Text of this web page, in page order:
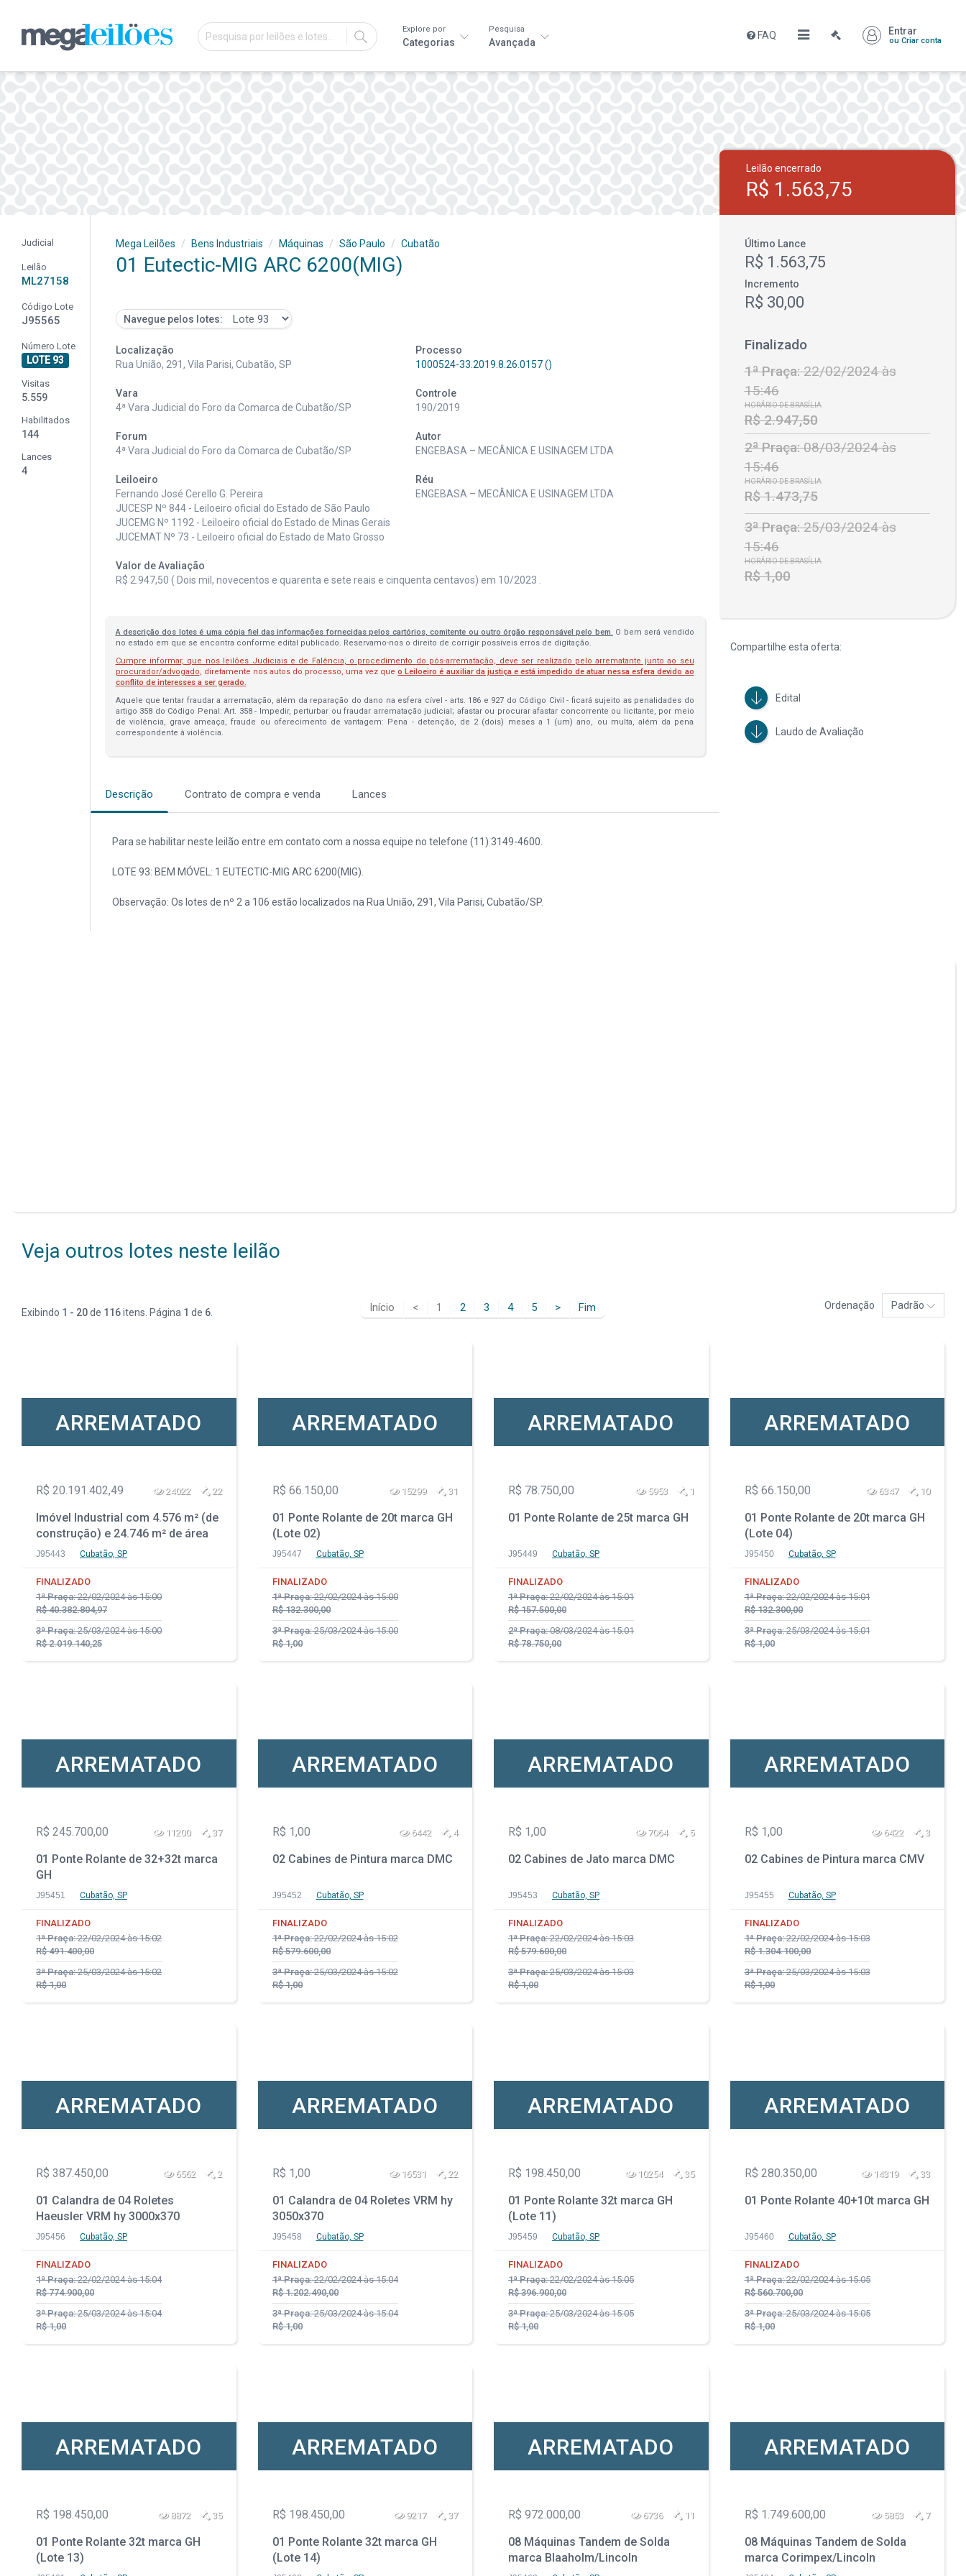
IR
Explore por
Categorias
Pesquisa
Avançada
FAQ Entrar
ou Criar conta
Leilão encerrado
R$ 1.563,75
Judicial
Leilão
ML27158
Código Lote
J95565
Número Lote
LOTE 93
Visitas
5.559
Habilitados
144
Lances
4
Mega Leilões Bens Industriais Máquinas São Paulo Cubatão
01 Eutectic-MIG ARC 6200(MIG)
Navegue pelos lotes:
Localização
Rua União, 291, Vila Parisi, Cubatão, SP
Vara
4ª Vara Judicial do Foro da Comarca de Cubatão/SP
Forum
4ª Vara Judicial do Foro da Comarca de Cubatão/SP
Leiloeiro
Fernando José Cerello G. Pereira
JUCESP Nº 844 - Leiloeiro oficial do Estado de São Paulo
JUCEMG Nº 1192 - Leiloeiro oficial do Estado de Minas Gerais
JUCEMAT Nº 73 - Leiloeiro oficial do Estado de Mato Grosso
Processo
1000524-33.2019.8.26.0157 ()
Controle
190/2019
Autor
ENGEBASA – MECÂNICA E USINAGEM LTDA
Réu
ENGEBASA – MECÂNICA E USINAGEM LTDA
Valor de Avaliação
R$ 2.947,50 ( Dois mil, novecentos e quarenta e sete reais e cinquenta centavos) em 10/2023 .
A descrição dos lotes é uma cópia fiel das informações fornecidas pelos cartórios, comitente ou outro órgão responsável pelo bem. O bem será vendido
no estado em que se encontra conforme edital publicado. Reservamo-nos o direito de corrigir possíveis erros de digitação.
Cumpre informar, que nos leilões Judiciais e de Falência, o procedimento do pós-arrematação, deve ser realizado pelo arrematante junto ao seu
procurador/advogado, diretamente nos autos do processo, uma vez queo Leiloeiro é auxiliar da justiça e está impedido de atuar nessa esfera devido ao
conflito de interesses a ser gerado.
Aquele que tentar fraudar a arrematação, além da reparação do dano na esfera cível - arts. 186 e 927 do Código Civil - ficará sujeito as penalidades do
artigo 358 do Código Penal: Art. 358 - Impedir, perturbar ou fraudar arrematação judicial; afastar ou procurar afastar concorrente ou licitante, por meio
de violência, grave ameaça, fraude ou oferecimento de vantagem: Pena - detenção, de 2 (dois) meses a 1 (um) ano, ou multa, além da pena
correspondente à violência.
Descrição Contrato de compra e venda Lances
Para se habilitar neste leilão entre em contato com a nossa equipe no telefone (11) 3149-4600.
LOTE 93: BEM MÓVEL: 1 EUTECTIC-MIG ARC 6200(MIG).
Observação: Os lotes de nº 2 a 106 estão localizados na Rua União, 291, Vila Parisi, Cubatão/SP.
Último Lance
R$ 1.563,75
Incremento
R$ 30,00
Finalizado
1ª Praça:22/02/2024 às
15:46
HORÁRIO DE BRASÍLIA
R$ 2.947,50
2ª Praça:08/03/2024 às
15:46
HORÁRIO DE BRASÍLIA
R$ 1.473,75
3ª Praça:25/03/2024 às
15:46
HORÁRIO DE BRASÍLIA
R$ 1,00
Compartilhe esta oferta:
Edital
Laudo de Avaliação
Veja outros lotes neste leilão
Exibindo 1 - 20de 116itens. Página 1 de 6 Início < 1 2 3 4 5 > Fim Ordenação Padrão
ARREMATADO
R$ 20.191.402,49 24022 22
Imóvel Industrial com 4.576 m² (de
construção) e 24.746 m² de área
total - Vila Parisi - Cubatão - SP
J95443 Cubatão, SP
FINALIZADO
1ª Praça:22/02/2024 às 15:00
R$ 40.382.804,97
3ª Praça:25/03/2024 às 15:00
R$ 2.019.140,25
ARREMATADO
R$ 66.150,00 15299 31
01 Ponte Rolante de 20t marca GH
(Lote 02)
J95447 Cubatão, SP
FINALIZADO
1ª Praça:22/02/2024 às 15:00
R$ 132.300,00
3ª Praça:25/03/2024 às 15:00
R$ 1,00
ARREMATADO
R$ 78.750,00 5953 1
01 Ponte Rolante de 25t marca GH
J95449 Cubatão, SP
FINALIZADO
1ª Praça:22/02/2024 às 15:01
R$ 157.500,00
2ª Praça:08/03/2024 às 15:01
R$ 78.750,00
ARREMATADO
R$ 66.150,00 6347 10
01 Ponte Rolante de 20t marca GH
(Lote 04)
J95450 Cubatão, SP
FINALIZADO
1ª Praça:22/02/2024 às 15:01
R$ 132.300,00
3ª Praça:25/03/2024 às 15:01
R$ 1,00
ARREMATADO
R$ 245.700,00 11200 37
01 Ponte Rolante de 32+32t marca
GH
J95451 Cubatão, SP
FINALIZADO
1ª Praça:22/02/2024 às 15:02
R$ 491.400,00
3ª Praça:25/03/2024 às 15:02
R$ 1,00
ARREMATADO
R$ 1,00 6442 4
02 Cabines de Pintura marca DMC
J95452 Cubatão, SP
FINALIZADO
1ª Praça:22/02/2024 às 15:02
R$ 579.600,00
3ª Praça:25/03/2024 às 15:02
R$ 1,00
ARREMATADO
R$ 1,00 7064 5
02 Cabines de Jato marca DMC
J95453 Cubatão, SP
FINALIZADO
1ª Praça:22/02/2024 às 15:03
R$ 579.600,00
3ª Praça:25/03/2024 às 15:03
R$ 1,00
ARREMATADO
R$ 1,00 6422 3
02 Cabines de Pintura marca CMV
J95455 Cubatão, SP
FINALIZADO
1ª Praça:22/02/2024 às 15:03
R$ 1.304.100,00
3ª Praça:25/03/2024 às 15:03
R$ 1,00
ARREMATADO
R$ 387.450,00 6562 2
01 Calandra de 04 Roletes
Haeusler VRM hy 3000x370
J95456 Cubatão, SP
FINALIZADO
1ª Praça:22/02/2024 às 15:04
R$ 774.900,00
3ª Praça:25/03/2024 às 15:04
R$ 1,00
ARREMATADO
R$ 1,00 16531 22
01 Calandra de 04 Roletes VRM hy
3050x370
J95458 Cubatão, SP
FINALIZADO
1ª Praça:22/02/2024 às 15:04
R$ 1.202.490,00
3ª Praça:25/03/2024 às 15:04
R$ 1,00
ARREMATADO
R$ 198.450,00 10254 35
01 Ponte Rolante 32t marca GH
(Lote 11)
J95459 Cubatão, SP
FINALIZADO
1ª Praça:22/02/2024 às 15:05
R$ 396.900,00
3ª Praça:25/03/2024 às 15:05
R$ 1,00
ARREMATADO
R$ 280.350,00 14319 33
01 Ponte Rolante 40+10t marca GH
J95460 Cubatão, SP
FINALIZADO
1ª Praça:22/02/2024 às 15:05
R$ 560.700,00
3ª Praça:25/03/2024 às 15:05
R$ 1,00
ARREMATADO
R$ 198.450,00 8872 35
01 Ponte Rolante 32t marca GH
(Lote 13)
ARREMATADO
R$ 198.450,00 9217 37
01 Ponte Rolante 32t marca GH
(Lote 14)
ARREMATADO
R$ 972.000,00 6736 11
08 Máquinas Tandem de Solda
marca Blaaholm/Lincoln
ARREMATADO
R$ 1.749.600,00 5853 7
08 Máquinas Tandem de Solda
marca Corimpex/Lincoln